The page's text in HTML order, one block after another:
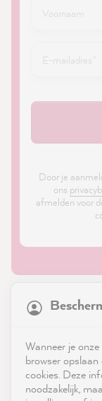
Door je
ons
afmelden voor
Service
Wanneer je
browser
cookies. Deze
noodzakelijk,
21,928